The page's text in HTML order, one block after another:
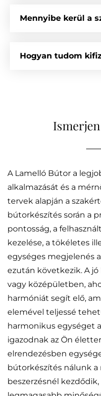
Mennyibe kerül a
Hogyan tudom
A Lamelló Bútor a
alkalmazását és a
tervek alapján a
bútorkészítés során a
pontosság, a
kezelése, a tökéletes
egységes megjelenés
ezután következik. A
vagy középületben,
harmóniát segít elő,
elemével teljessé
harmonikus egységet
igazodnak az Ön
elrendezésben
bútorkészítés nálunk a
beszerzésnél